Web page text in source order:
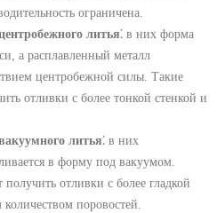
ограничена.
литья⁚ в них форма
а расплавленный металл
центробежной силы. Такие
отливки с более тонкой стенкой и
литья⁚ в них
в форму под вакуумом.
отливки с более гладкой
поровостей.